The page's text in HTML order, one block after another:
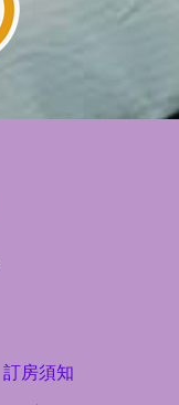
訂房須知